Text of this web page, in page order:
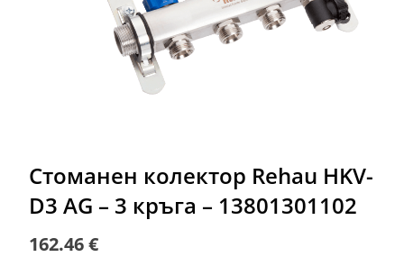
Стоманен колектор Rehau HKV-
D3 AG – 3 кръга – 13801301102
162.46€